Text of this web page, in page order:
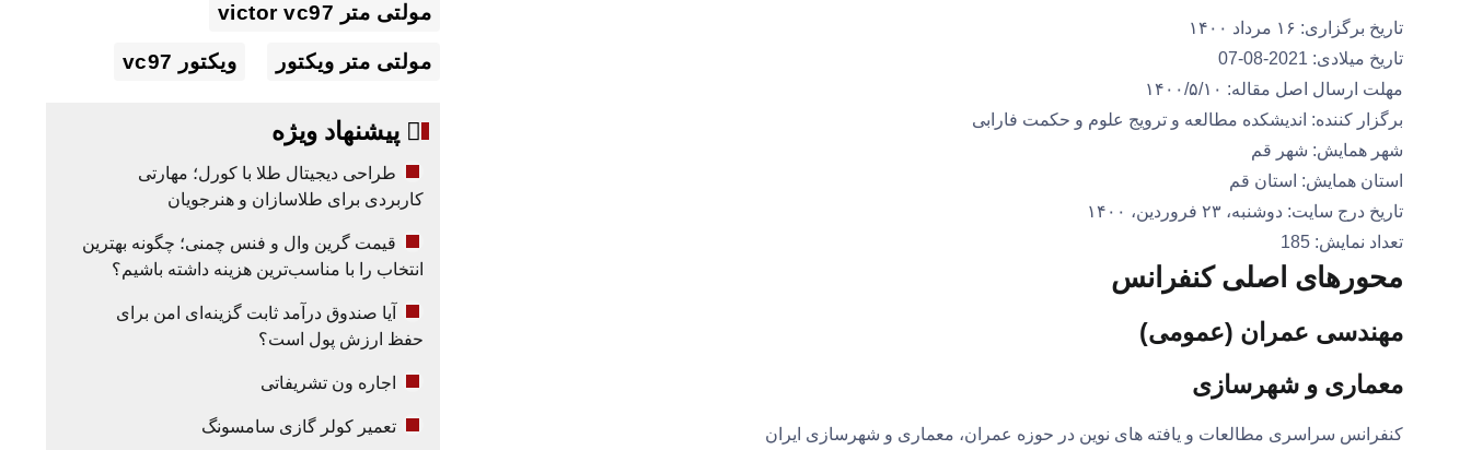
تاریخ برگزاری: ۱۶ مرداد ۱۴۰۰
تاریخ میلادی: 2021-08-07
مهلت ارسال اصل مقاله: ۱۴۰۰/۵/۱۰
برگزار کننده: اندیشکده مطالعه و ترویج علوم و حکمت فارابی
شهر همایش: شهر قم
استان همایش: استان قم
تاریخ درج سایت: دوشنبه، ۲۳ فروردین، ۱۴۰۰
تعداد نمایش: 185
محورهای اصلی کنفرانس
مهندسی عمران (عمومی)
معماری و شهرسازی
کنفرانس سراسری مطالعات و یافته های نوین در حوزه عمران، معماری و شهرسازی ایران
مولتی متر victor vc97
مولتی متر ویکتور ویکتور vc97
پیشنهاد ویژه
طراحی دیجیتال طلا با کورل؛ مهارتی
کاربردی برای طلاسازان و هنرجویان
قیمت گرین وال و فنس چمنی؛ چگونه بهترین
انتخاب را با مناسب‌ترین هزینه داشته باشیم؟
آیا صندوق درآمد ثابت گزینه‌ای امن برای
حفظ ارزش پول است؟
اجاره ون تشریفاتی
تعمیر کولر گازی سامسونگ